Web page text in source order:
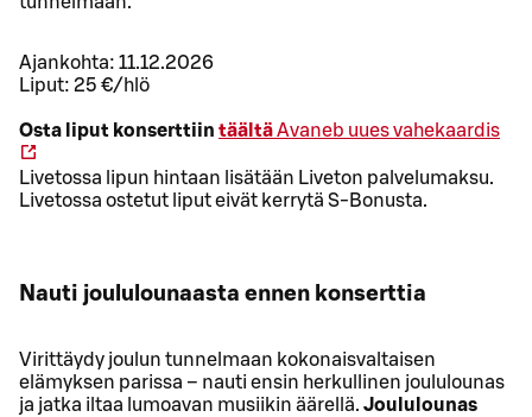
Ajankohta: 11.12.2026
Liput: 25 €/hlö
Osta liput konserttiin täältäAvaneb uues vahekaardis
Livetossa lipun hintaan lisätään Liveton palvelumaksu.
Livetossa ostetut liput eivät kerrytä S-Bonusta.
Nauti joululounaasta ennen konserttia
Virittäydy joulun tunnelmaan kokonaisvaltaisen
elämyksen parissa – nauti ensin herkullinen joululounas
ja jatka iltaa lumoavan musiikin äärellä. Joululounas